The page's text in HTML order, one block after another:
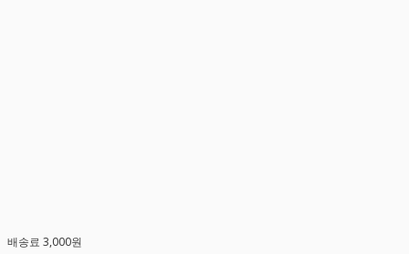
배송료 3,000원